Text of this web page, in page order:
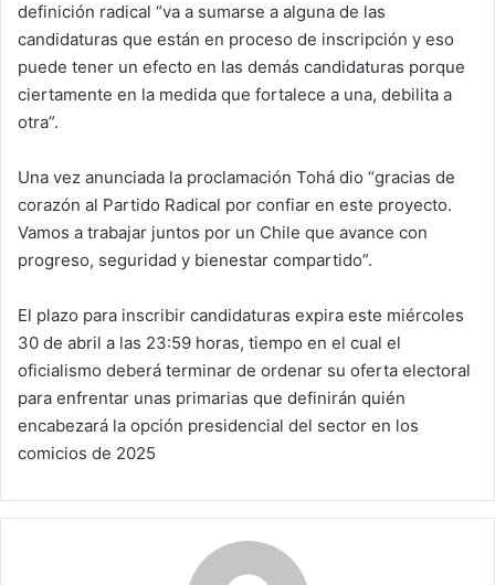
definición radical “va a sumarse a alguna de las
candidaturas que están en proceso de inscripción y eso
puede tener un efecto en las demás candidaturas porque
ciertamente en la medida que fortalece a una, debilita a
otra”.
Una vez anunciada la proclamación Tohá dio “gracias de
corazón al Partido Radical por confiar en este proyecto.
Vamos a trabajar juntos por un Chile que avance con
progreso, seguridad y bienestar compartido”.
El plazo para inscribir candidaturas expira este miércoles
30 de abril a las 23:59 horas, tiempo en el cual el
oficialismo deberá terminar de ordenar su oferta electoral
para enfrentar unas primarias que definirán quién
encabezará la opción presidencial del sector en los
comicios de 2025